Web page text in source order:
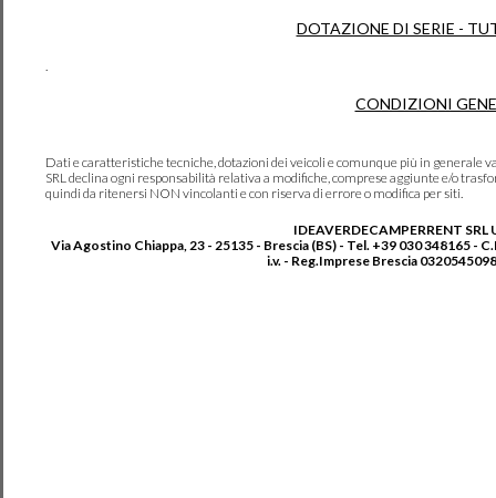
DOTAZIONE DI SERIE -
.
CONDIZIONI
Dati e caratteristiche tecniche, dotazioni dei veicoli e comunque più in generale
SRL declina ogni responsabilità relativa a modifiche, comprese aggiunte e/o
quindi da ritenersi NON vincolanti e con riserva di errore o modifica per siti.
IDEAVERDECAMPERRENT SRL
Via Agostino Chiappa, 23 - 25135 - Brescia (BS) - Tel. +39 030 348165 -
i.v. - Reg.Imprese Brescia